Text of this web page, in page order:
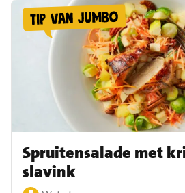
Spruitensalade met
slavink